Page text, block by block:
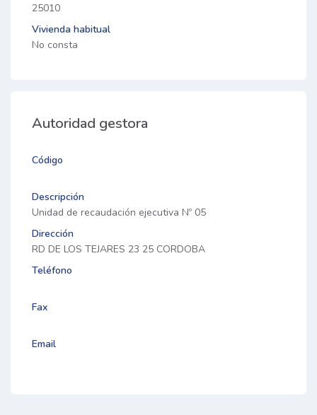
25010
Vivienda habitual
No consta
Autoridad gestora
Código
Descripción
Unidad de recaudación ejecutiva Nº 05
Dirección
RD DE LOS TEJARES 23 25 CORDOBA
Teléfono
Fax
Email